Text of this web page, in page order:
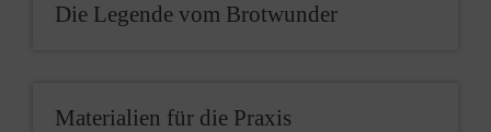
Die Legende vom Brotwunder
Materialien für die Praxis